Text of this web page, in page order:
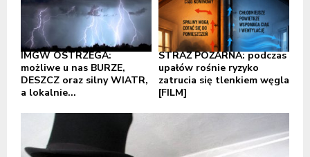
IMGW OSTRZEGA:
możliwe u nas BURZE,
DESZCZ oraz silny WIATR,
a lokalnie...
STRAŻ POŻARNA: podczas
upałów rośnie ryzyko
zatrucia się tlenkiem węgla
[FILM]